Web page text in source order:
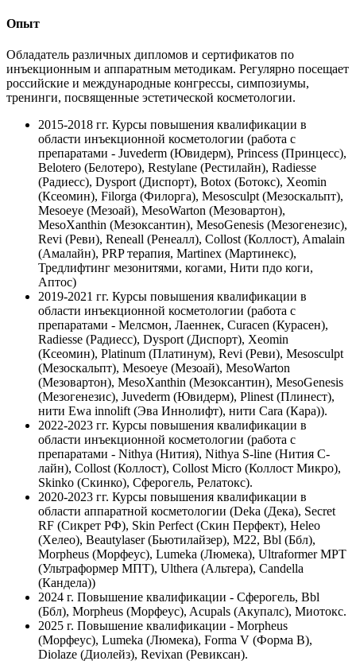
Опыт
Обладатель различных дипломов и сертификатов по
инъекционным и аппаратным методикам. Регулярно посещает
российские и международные конгрессы, симпозиумы,
тренинги, посвященные эстетической косметологии.
2015-2018 гг. Курсы повышения квалификации в
области инъекционной косметологии (работа с
препаратами - Juvederm (Ювидерм), Princess (Принцесс),
Belotero (Белотеро), Restylane (Рестилайн), Radiesse
(Радиесс), Dysport (Диспорт), Botox (Ботокс), Xeomin
(Ксеомин), Filorga (Филорга), Mesosculpt (Мезоскальпт),
Mesoeye (Мезоай), MesoWarton (Мезовартон),
MesoXanthin (Мезоксантин), MesoGenesis (Мезогенезис),
Revi (Реви), Reneall (Ренеалл), Collost (Коллост), Amalain
(Амалайн), PRP терапия, Martinex (Мартинекс),
Тредлифтинг мезонитями, когами, Нити пдо коги,
Аптос)
2019-2021 гг. Курсы повышения квалификации в
области инъекционной косметологии (работа с
препаратами - Мелсмон, Лаеннек, Curacen (Курасен),
Radiesse (Радиесс), Dysport (Диспорт), Xeomin
(Ксеомин), Platinum (Платинум), Revi (Реви), Mesosculpt
(Мезоскальпт), Mesoeye (Мезоай), MesoWarton
(Мезовартон), MesoXanthin (Мезоксантин), MesoGenesis
(Мезогенезис), Juvederm (Ювидерм), Plinest (Плинест),
нити Ewa innolift (Эва Иннолифт), нити Cara (Кара)).
2022-2023 гг. Курсы повышения квалификации в
области инъекционной косметологии (работа с
препаратами - Nithya (Нития), Nithya S-line (Нития С-
лайн), Collost (Коллост), Collost Micro (Коллост Микро),
Skinko (Скинко), Сферогель, Релатокс).
2020-2023 гг. Курсы повышения квалификации в
области аппаратной косметологии (Deka (Дека), Secret
RF (Сикрет РФ), Skin Perfect (Скин Перфект), Heleo
(Хелео), Beautylaser (Бьютилайзер), М22, Bbl (Ббл),
Morpheus (Морфеус), Lumeka (Люмека), Ultraformer MPT
(Ультраформер МПТ), Ulthera (Альтера), Candella
(Кандела))
2024 г. Повышение квалификации - Сферогель, Bbl
(Ббл), Morpheus (Морфеус), Acupals (Акупалс), Миотокс.
2025 г. Повышение квалификации ‐ Morpheus
(Морфеус), Lumeka (Люмека), Forma V (Форма В),
Diolaze (Диолейз), Revixan (Ревиксан).